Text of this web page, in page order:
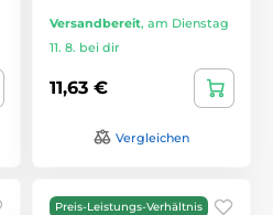
Versandbereit, am Dienstag
11. 8. bei dir
11,63 €
Vergleichen
Preis-Leistungs-Verhältnis